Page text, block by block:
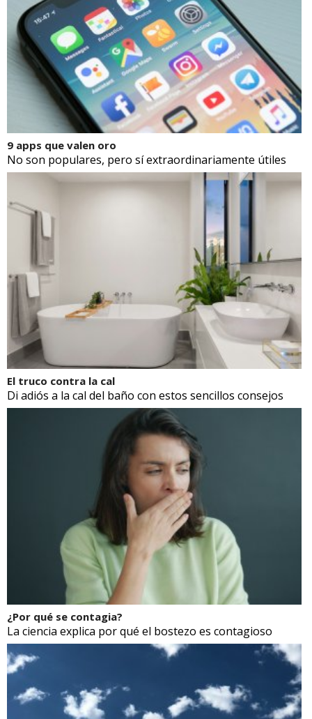
9 apps que valen oro
No son populares, pero sí extraordinariamente útiles
El truco contra la cal
Di adiós a la cal del baño con estos sencillos consejos
¿Por qué se contagia?
La ciencia explica por qué el bostezo es contagioso